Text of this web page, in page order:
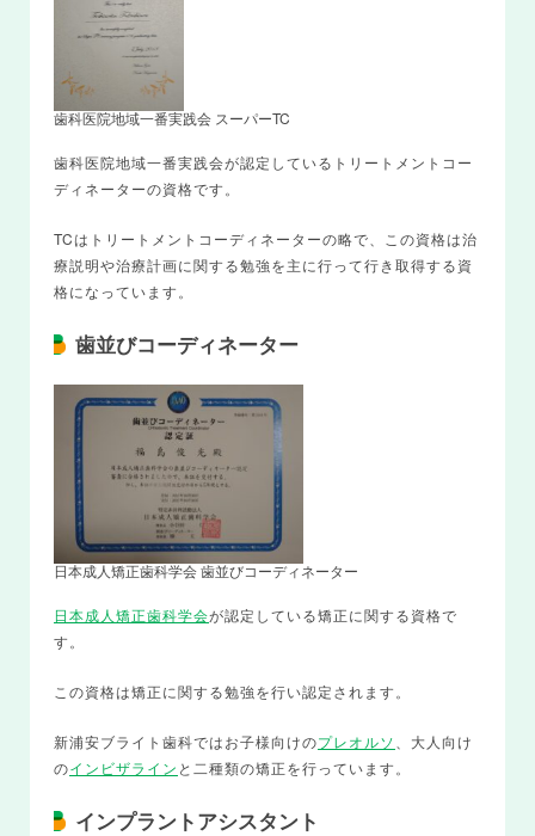
歯科医院地域一番実践会 スーパーTC
歯科医院地域一番実践会が認定しているトリートメントコー
ディネーターの資格です。
TCはトリートメントコーディネーターの略で、この資格は治
療説明や治療計画に関する勉強を主に行って行き取得する資
格になっています。
歯並びコーディネーター
日本成人矯正歯科学会 歯並びコーディネーター
日本成人矯正歯科学会が認定している矯正に関する資格で
す。
この資格は矯正に関する勉強を行い認定されます。
新浦安ブライト歯科ではお子様向けのプレオルソ
、大人向け
のインビザライン と二種類の矯正を行っています。
インプラントアシスタント